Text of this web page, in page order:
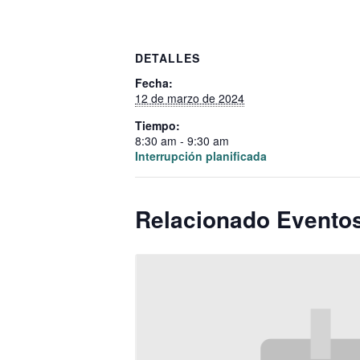
DETALLES
Fecha:
12 de marzo de 2024
Tiempo:
8:30 am - 9:30 am
Interrupción planificada
Relacionado